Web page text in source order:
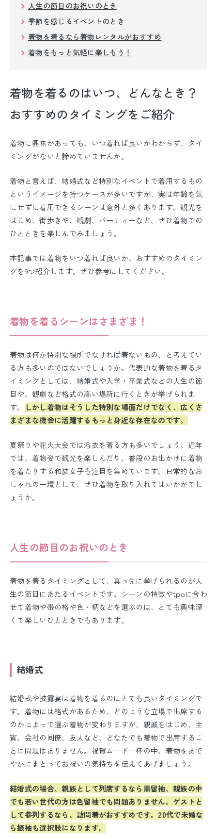
スーツレンタル
色打掛&紋付袴レンタル
引き振袖レンタル
小物販売品
人生の節目のお祝いのとき
季節を感じるイベントのとき
着物を着るなら着物レンタルがおすすめ
着物をもっと気軽に楽しもう！
着物を着るのはいつ、どんなとき？
おすすめのタイミングをご紹介
着物に興味があっても、いつ着れば良いかわからず、タイ
ミングがないと諦めていませんか。
着物と言えば、結婚式など特別なイベントで着用するもの
というイメージを持つケースが多いですが、実は年齢を気
にせずに着用できるシーンは意外と多くあります。観光を
はじめ、街歩きや、観劇、パーティーなど、ぜひ着物での
ひとときを楽しんでみましょう。
本記事では着物をいつ着れば良いか、おすすめのタイミン
グを9つ紹介します。ぜひ参考にしてください。
着物を着るシーンはさまざま！
着物は何か特別な場所でなければ着ないもの、と考えてい
る方も多いのではないでしょうか。代表的な着物を着るタ
イミングとしては、結婚式や入学・卒業式などの人生の節
目や、観劇など格式の高い場所に行くときが挙げられま
す。
しかし着物はそうした特別な場面だけでなく、広くさ
まざまな機会に活躍するもっと身近な存在なのです。
夏祭りや花火大会では浴衣を着る方も多いでしょう。近年
では、着物姿で観光を楽しんだり、普段のお出かけに着物
を着たりする和装女子も注目を集めています。日常的なお
しゃれの一環として、ぜひ着物を取り入れてはいかがでし
ょうか。
人生の節目のお祝いのとき
着物を着るタイミングとして、真っ先に挙げられるのが人
生の節目にあたるイベントです。シーンの特徴やtpoに合わ
せて着物や帯の格や色・柄などを選ぶのは、とても興味深
くて楽しいひとときでもあります。
結婚式
結婚式や披露宴は着物を着るのにとても良いタイミングで
す。着物には格式があるため、どのような立場で出席する
のかによって選ぶ着物が変わりますが、親戚をはじめ、主
賓、会社の同僚、友人など、どなたでも着物で出席するこ
とに問題はありません。祝賀ムード一杯の中、着物をあで
やかにまとってお祝いの気持ちを伝えてあげましょう。
結婚式の場合、親族として列席するなら黒留袖、親族の中
でも若い世代の方は色留袖でも問題ありません。ゲストと
して参列するなら、訪問着がおすすめです。20代で未婚な
ら振袖も選択肢になります。